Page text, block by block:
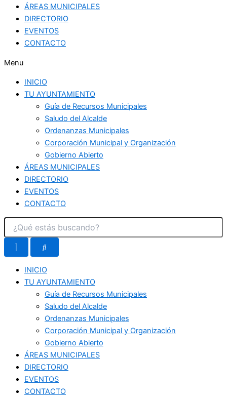
ÁREAS MUNICIPALES
DIRECTORIO
EVENTOS
CONTACTO
Menu
INICIO
TU AYUNTAMIENTO
Guía de Recursos Municipales
Saludo del Alcalde
Ordenanzas Municipales
Corporación Municipal y Organización
Gobierno Abierto
ÁREAS MUNICIPALES
DIRECTORIO
EVENTOS
CONTACTO
INICIO
TU AYUNTAMIENTO
Guía de Recursos Municipales
Saludo del Alcalde
Ordenanzas Municipales
Corporación Municipal y Organización
Gobierno Abierto
ÁREAS MUNICIPALES
DIRECTORIO
EVENTOS
CONTACTO